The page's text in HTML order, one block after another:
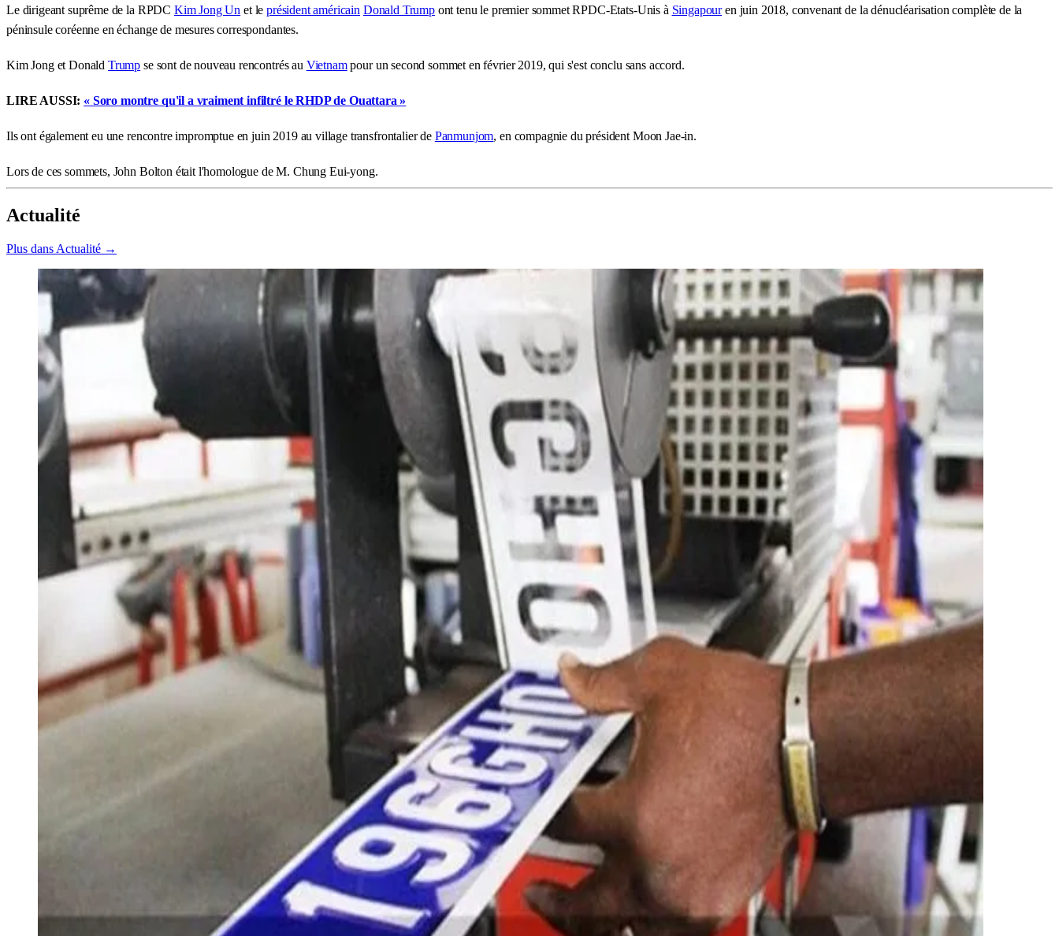
Le dirigeant suprême de la RPDC Kim Jong Un et leprésident américain Donald Trumpont tenu le premier sommet RPDC-Etats-Unis à Singapouren juin 2018, convenant de la dénucléarisation complète de la
péninsule coréenne en échange de mesures correspondantes.
Kim Jong et Donald Trump se sont de nouveau rencontrés au Vietnampour un second sommet en février 2019, qui s'est conclu sans accord.
LIRE AUSSI: « Soro montre qu'il a vraiment infiltré le RHDP de Ouattara »
Ils ont également eu une rencontre impromptue en juin 2019 au village transfrontalier de Panmunjom, en compagnie du président Moon Jae-in.
Lors de ces sommets, John Bolton était l'homologue de M. Chung Eui-yong.
Actualité
Plus dans Actualité →